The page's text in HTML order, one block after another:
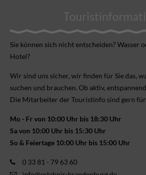
Sie können sich nicht ent­scheiden? Wasser
Hotel?
Wir sind uns sicher, wir finden für Sie das,
suchen und brauchen. Ob aktiv,
Die Mitarbeiter der Touristinfo sind gern für
Mo - Fr von 10:00 Uhr bis 18:30 Uhr
Sa von 10:00 Uhr bis 15:30 Uhr
So & Feiertage 10:00 Uhr bis 15:00 Uhr
0 33 81 - 79 63 60